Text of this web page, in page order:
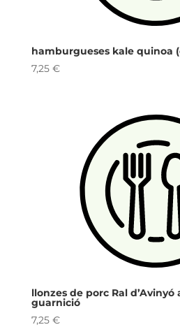
hamburgueses kale quinoa
7,25 €
llonzes de porc Ral d’Avinyó
guarnició
7,25 €